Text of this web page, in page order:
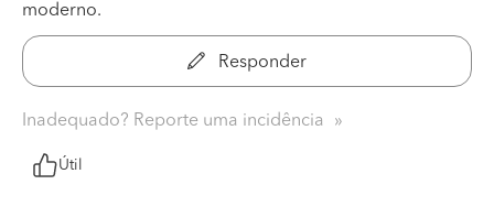
moderno.
Responder
Inadequado? Reporte uma incidência
Útil